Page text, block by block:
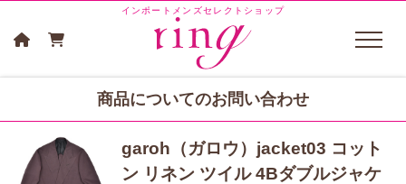
インポートメンズセレクトショップ
商品についてのお問い合わせ
garoh（ガロウ）jacket03 コット
ン リネン ツイル 4Bダブルジャケ